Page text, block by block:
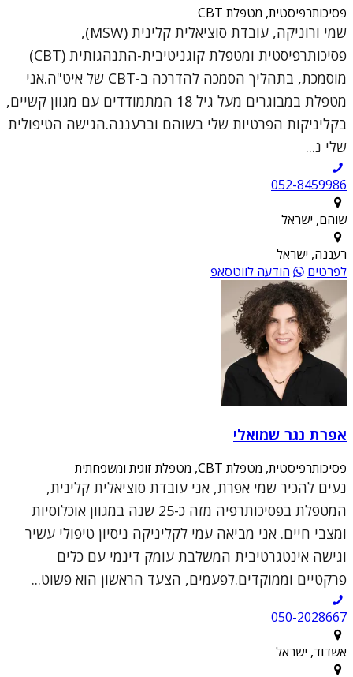
פסיכותרפיסטית, מטפלת CBT
שמי ורוניקה, עובדת סוציאלית קלינית (MSW),
פסיכותרפיסטית ומטפלת קוגניטיבית-התנהגותית (CBT)
מוסמכת, בתהליך הסמכה להדרכה ב-CBT של איט"ה.אני
מטפלת במבוגרים מעל גיל 18 המתמודדים עם מגוון קשיים,
בקליניקות הפרטיות שלי בשוהם וברעננה.הגישה הטיפולית
שלי נ...
052-8459986
שוהם, ישראל
רעננה, ישראל
לפרטים
הודעה לווטסאפ
אפרת נגר שמואלי
פסיכותרפיסטית, מטפלת CBT, מטפלת זוגית ומשפחתית
נעים להכיר שמי אפרת, אני עובדת סוציאלית קלינית,
המטפלת בפסיכותרפיה מזה כ-25 שנה במגוון אוכלוסיות
ומצבי חיים. אני מביאה עמי לקליניקה ניסיון טיפולי עשיר
וגישה אינטגרטיבית המשלבת עומק דינמי עם כלים
פרקטיים וממוקדים.לפעמים, הצעד הראשון הוא פשוט...
050-2028667
אשדוד, ישראל